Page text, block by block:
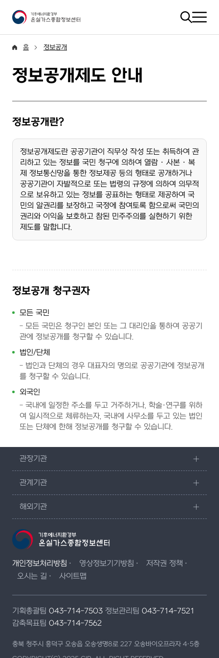
홈 정보공개
정보공개제도 안내
정보공개란?
정보공개제도란 공공기관이 직무상 작성 또는 취득하여 관
리하고 있는 정보를 국민 청구에 의하여 열람 · 사본 · 복
제 정보통신망을 통한 정보제공 등의 형태로 공개하거나
공공기관이 자발적으로 또는 법령의 규정에 의하여 의무적
으로 보유하고 있는 정보를 공표하는 형태로 제공하여 국
민의 알권리를 보장하고 국정에 참여토록 함으로써 국민의
권리와 이익을 보호하고 참된 민주주의를 실현하기 위한
제도를 말합니다.
정보공개 청구권자
모든 국민
모든 국민은 청구인 본인 또는 그 대리인을 통하여 공공기
관에 정보공개를 청구할 수 있습니다.
법인/단체
법인과 단체의 경우 대표자의 명의로 공공기관에 정보공개
를 청구할 수 있습니다.
외국인
국내에 일정한 주소를 두고 거주하거나, 학술·연구를 위하
여 일시적으로 체류하는자, 국내에 사무소를 두고 있는 법인
또는 단체에 한해 정보공개를 청구할 수 있습니다.
관장기관
관계기관
해외기관
개인정보처리방침 영상정보기기방침
저작권 정책
오시는 길
사이트맵
기획총괄팀 043-714-7503 정보관리팀 043-714-7521
감축목표팀 043-714-7562
충북 청주시 흥덕구 오송읍 오송생명8로 227 오송바이오프라자 4·5층